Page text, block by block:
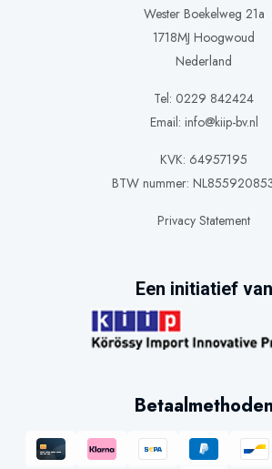
Wester Boekelweg 21a
1718MJ Hoogwoud
Nederland
Tel: 0229 842424
Email: info@kiip-bv.nl
KVK: 64957195
BTW nummer:
Privacy Statement
Een initiatief van
Betaalmethoden